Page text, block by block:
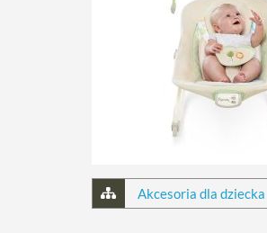
Akcesoria dla dziecka